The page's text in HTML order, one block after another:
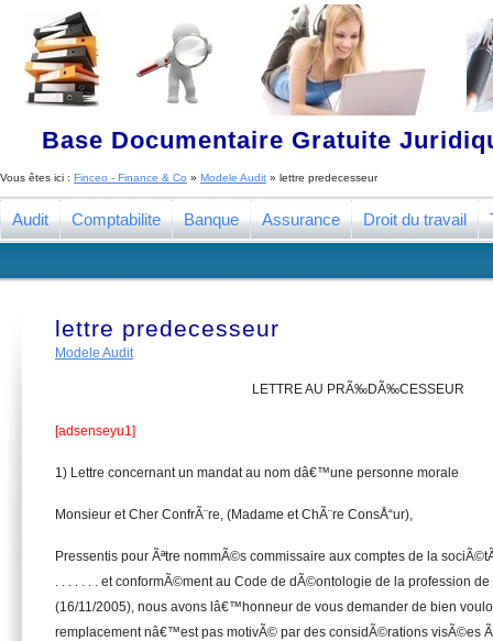
Base Documentaire Gratuite
Vous êtes ici : Finceo - Finance & Co » Modele Audit » lettre predecesseur
Audit Comptabilite Banque Assurance Droit du travail
lettre predecesseur
Modele Audit
LETTRE AU PRÃ‰DÃ‰CESSEUR
[adsenseyu1]
1) Lettre concernant un mandat au nom dâ€™une personne morale
Monsieur et Cher ConfrÃ¨re, (Madame et ChÃ¨re ConsÅ“ur),
Pressentis pour Ãªtre nommÃ©s commissaire aux comptes de la
. . . . . . . et conformÃ©ment au Code de dÃ©ontologie de la profession
(16/11/2005), nous avons lâ€™honneur de vous demander de bien
remplacement nâ€™est pas motivÃ© par des considÃ©rations visÃ©es